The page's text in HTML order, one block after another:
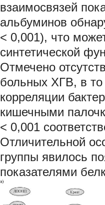
взаимосвязей
альбуминов
< 0,001), что
синтетической
Отмечено
больных ХГВ, в
корреляции
кишечными
< 0,001
Отличительной
группы явилось
показателями